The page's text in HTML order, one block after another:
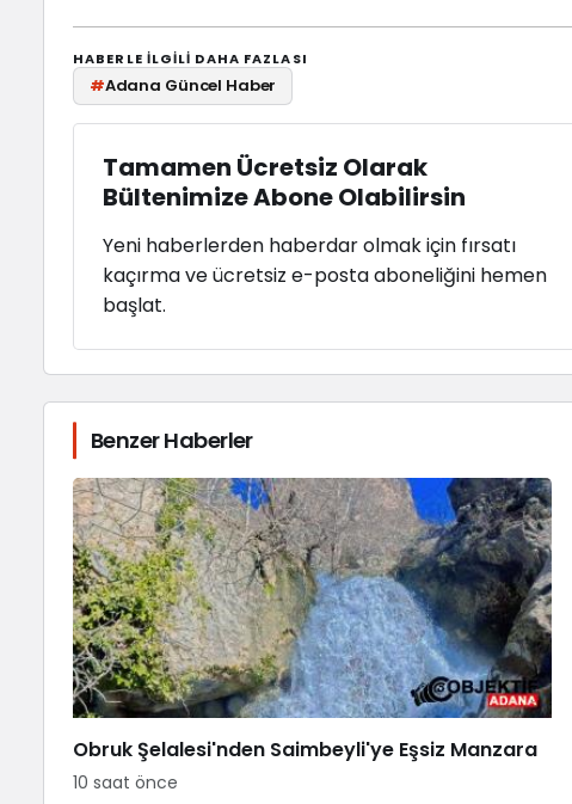
HABERLE ILGILI DAHA FAZLASI
#Adana Güncel Haber
Tamamen Ücretsiz Olarak
Bültenimize Abone Olabilirsin
Yeni haberlerden haberdar olmak için fırsatı
kaçırma ve ücretsiz e-posta aboneliğini hemen
başlat.
Benzer Haberler
Obruk Şelalesi'nden Saimbeyli'ye Eşsiz Manzara
10 saat önce